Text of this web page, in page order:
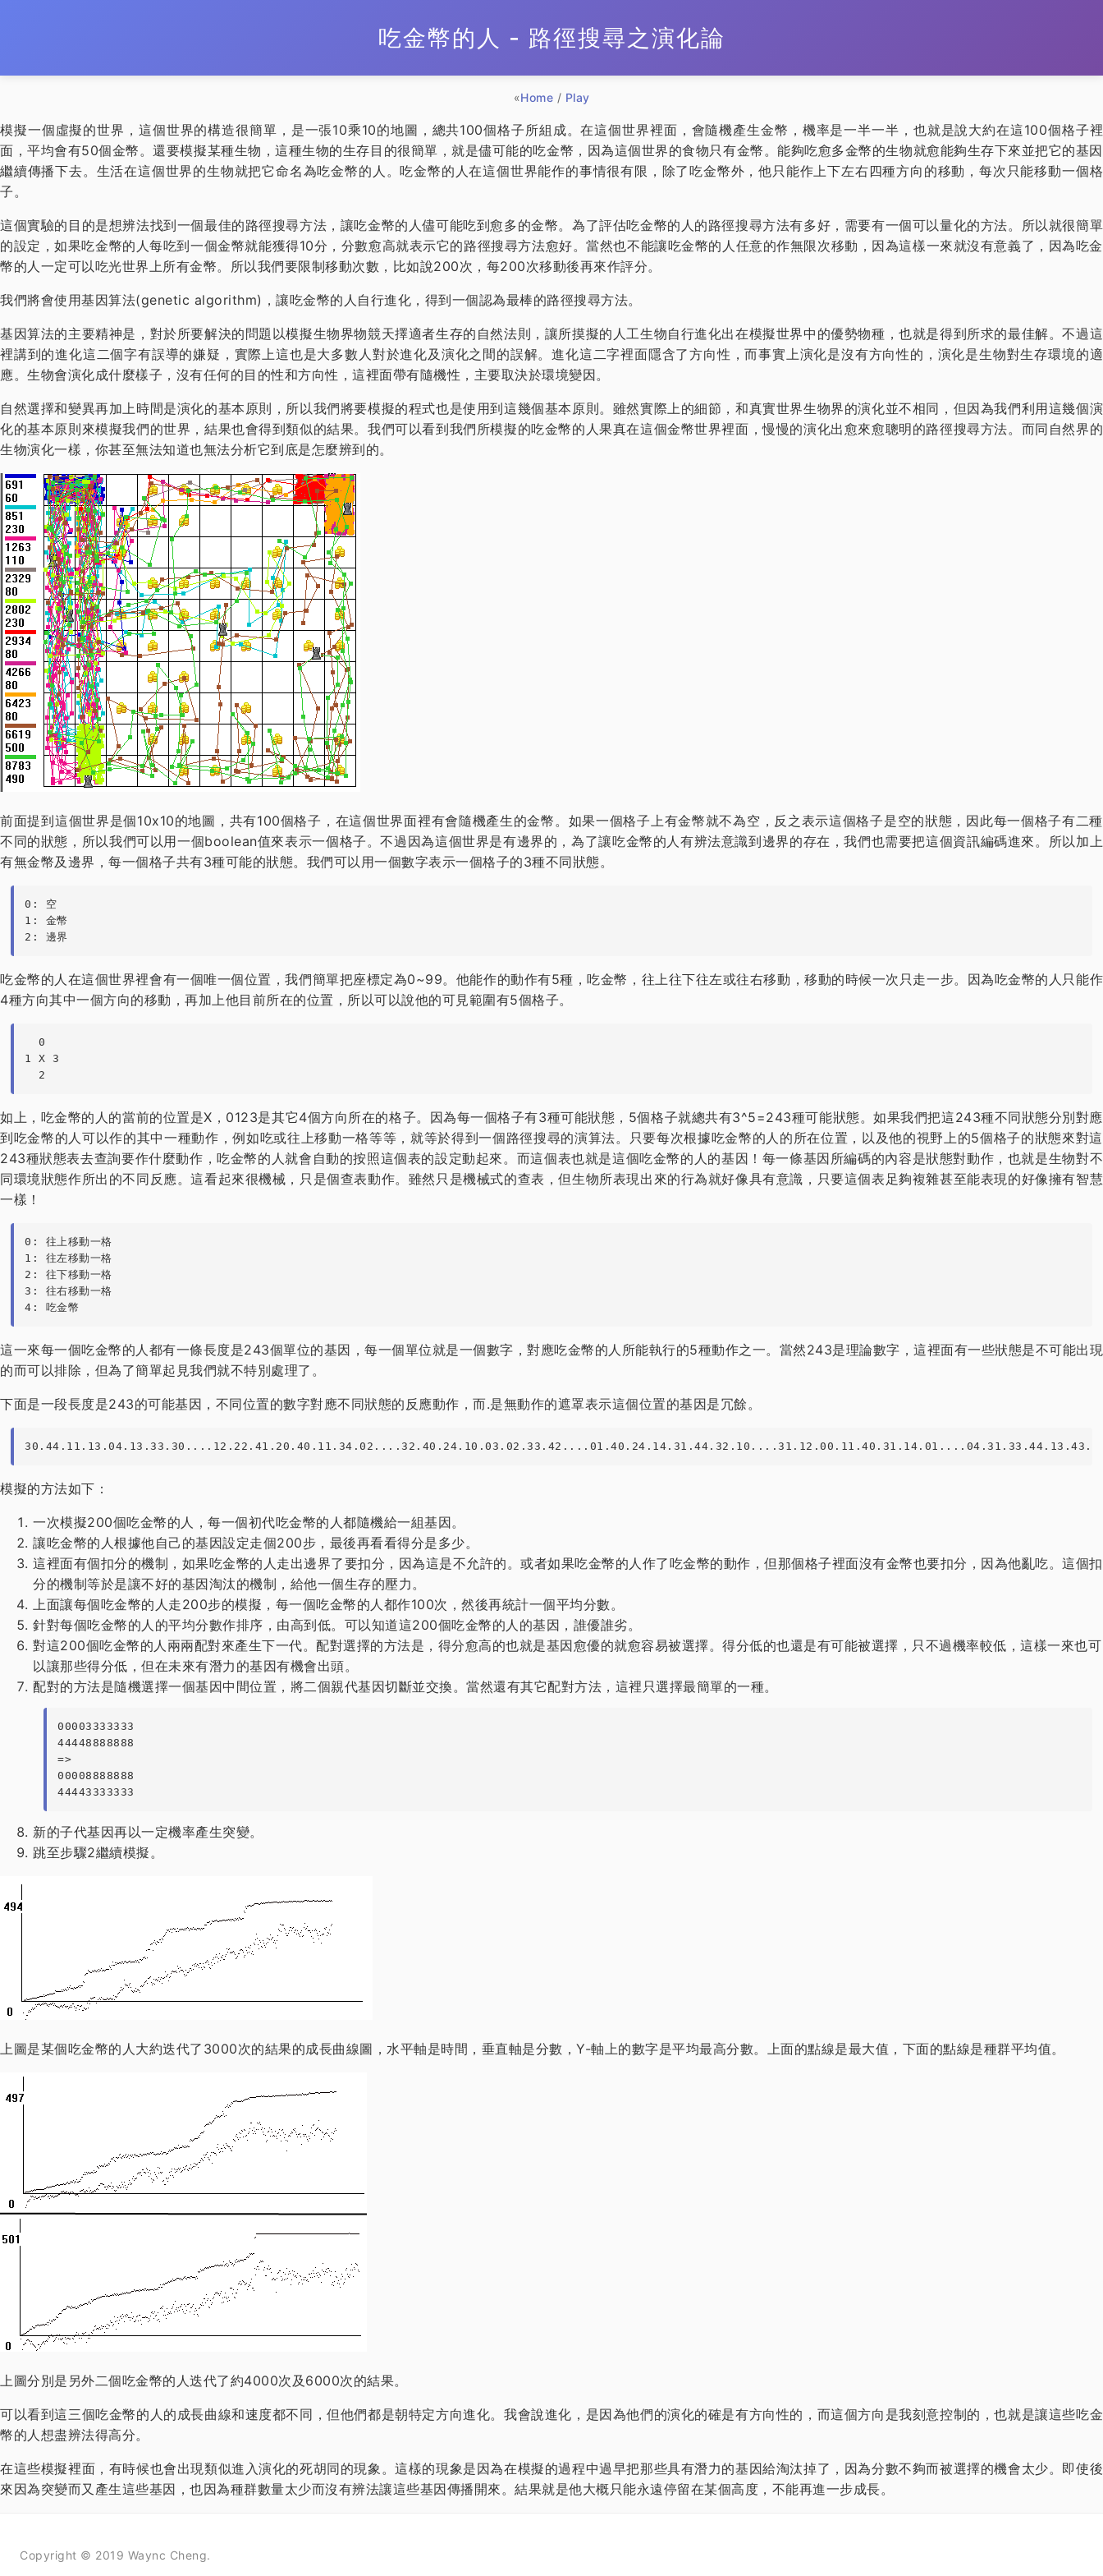
吃金幣的人 - 路徑搜尋之演化論
«Home / Play
模擬一個虛擬的世界，這個世界的構造很簡單，是一張10乘10的地圖，總共100個格子所組成。在這個世界裡面，會隨機產生金幣，機率是一半一半，也就是說大約在這100個格子裡
面，平均會有50個金幣。還要模擬某種生物，這種生物的生存目的很簡單，就是儘可能的吃金幣，因為這個世界的食物只有金幣。能夠吃愈多金幣的生物就愈能夠生存下來並把它的基因
繼續傳播下去。生活在這個世界的生物就把它命名為吃金幣的人。吃金幣的人在這個世界能作的事情很有限，除了吃金幣外，他只能作上下左右四種方向的移動，每次只能移動一個格
子。
這個實驗的目的是想辨法找到一個最佳的路徑搜尋方法，讓吃金幣的人儘可能吃到愈多的金幣。為了評估吃金幣的人的路徑搜尋方法有多好，需要有一個可以量化的方法。所以就很簡單
的設定，如果吃金幣的人每吃到一個金幣就能獲得10分，分數愈高就表示它的路徑搜尋方法愈好。當然也不能讓吃金幣的人任意的作無限次移動，因為這樣一來就沒有意義了，因為吃金
幣的人一定可以吃光世界上所有金幣。所以我們要限制移動次數，比如說200次，每200次移動後再來作評分。
我們將會使用基因算法(genetic algorithm)，讓吃金幣的人自行進化，得到一個認為最棒的路徑搜尋方法。
基因算法的主要精神是，對於所要解決的問題以模擬生物界物競天擇適者生存的自然法則，讓所摸擬的人工生物自行進化出在模擬世界中的優勢物種，也就是得到所求的最佳解。不過這
裡講到的進化這二個字有誤導的嫌疑，實際上這也是大多數人對於進化及演化之間的誤解。進化這二字裡面隱含了方向性，而事實上演化是沒有方向性的，演化是生物對生存環境的適
應。生物會演化成什麼樣子，沒有任何的目的性和方向性，這裡面帶有隨機性，主要取決於環境變因。
自然選擇和變異再加上時間是演化的基本原則，所以我們將要模擬的程式也是使用到這幾個基本原則。雖然實際上的細節，和真實世界生物界的演化並不相同，但因為我們利用這幾個演
化的基本原則來模擬我們的世界，結果也會得到類似的結果。我們可以看到我們所模擬的吃金幣的人果真在這個金幣世界裡面，慢慢的演化出愈來愈聰明的路徑搜尋方法。而同自然界的
生物演化一樣，你甚至無法知道也無法分析它到底是怎麼辨到的。
前面提到這個世界是個10x10的地圖，共有100個格子，在這個世界面裡有會隨機產生的金幣。如果一個格子上有金幣就不為空，反之表示這個格子是空的狀態，因此每一個格子有二種
不同的狀態，所以我們可以用一個boolean值來表示一個格子。不過因為這個世界是有邊界的，為了讓吃金幣的人有辨法意識到邊界的存在，我們也需要把這個資訊編碼進來。所以加上
有無金幣及邊界，每一個格子共有3種可能的狀態。我們可以用一個數字表示一個格子的3種不同狀態。
0: 空
1: 金幣
2: 邊界
吃金幣的人在這個世界裡會有一個唯一個位置，我們簡單把座標定為0~99。他能作的動作有5種，吃金幣，往上往下往左或往右移動，移動的時候一次只走一步。因為吃金幣的人只能作
4種方向其中一個方向的移動，再加上他目前所在的位置，所以可以說他的可見範圍有5個格子。
  0
1 X 3
  2
如上，吃金幣的人的當前的位置是X，0123是其它4個方向所在的格子。因為每一個格子有3種可能狀態，5個格子就總共有3^5=243種可能狀態。如果我們把這243種不同狀態分別對應
到吃金幣的人可以作的其中一種動作，例如吃或往上移動一格等等，就等於得到一個路徑搜尋的演算法。只要每次根據吃金幣的人的所在位置，以及他的視野上的5個格子的狀態來對這
243種狀態表去查詢要作什麼動作，吃金幣的人就會自動的按照這個表的設定動起來。而這個表也就是這個吃金幣的人的基因！每一條基因所編碼的內容是狀態對動作，也就是生物對不
同環境狀態作所出的不同反應。這看起來很機械，只是個查表動作。雖然只是機械式的查表，但生物所表現出來的行為就好像具有意識，只要這個表足夠複雜甚至能表現的好像擁有智慧
一樣！
0: 往上移動一格
1: 往左移動一格
2: 往下移動一格
3: 往右移動一格
4: 吃金幣
這一來每一個吃金幣的人都有一條長度是243個單位的基因，每一個單位就是一個數字，對應吃金幣的人所能執行的5種動作之一。當然243是理論數字，這裡面有一些狀態是不可能出現
的而可以排除，但為了簡單起見我們就不特別處理了。
下面是一段長度是243的可能基因，不同位置的數字對應不同狀態的反應動作，而.是無動作的遮罩表示這個位置的基因是冗餘。
模擬的方法如下：
一次模擬200個吃金幣的人，每一個初代吃金幣的人都隨機給一組基因。
讓吃金幣的人根據他自己的基因設定走個200步，最後再看看得分是多少。
這裡面有個扣分的機制，如果吃金幣的人走出邊界了要扣分，因為這是不允許的。或者如果吃金幣的人作了吃金幣的動作，但那個格子裡面沒有金幣也要扣分，因為他亂吃。這個扣
分的機制等於是讓不好的基因淘汰的機制，給他一個生存的壓力。
上面讓每個吃金幣的人走200步的模擬，每一個吃金幣的人都作100次，然後再統計一個平均分數。
針對每個吃金幣的人的平均分數作排序，由高到低。可以知道這200個吃金幣的人的基因，誰優誰劣。
對這200個吃金幣的人兩兩配對來產生下一代。配對選擇的方法是，得分愈高的也就是基因愈優的就愈容易被選擇。得分低的也還是有可能被選擇，只不過機率較低，這樣一來也可
以讓那些得分低，但在未來有潛力的基因有機會出頭。
配對的方法是隨機選擇一個基因中間位置，將二個親代基因切斷並交換。當然還有其它配對方法，這裡只選擇最簡單的一種。
00003333333
44448888888
=>
00008888888
44443333333
新的子代基因再以一定機率產生突變。
跳至步驟2繼續模擬。
上圖是某個吃金幣的人大約迭代了3000次的結果的成長曲線圖，水平軸是時間，垂直軸是分數，Y-軸上的數字是平均最高分數。上面的點線是最大值，下面的點線是種群平均值。
上圖分別是另外二個吃金幣的人迭代了約4000次及6000次的結果。
可以看到這三個吃金幣的人的成長曲線和速度都不同，但他們都是朝特定方向進化。我會說進化，是因為他們的演化的確是有方向性的，而這個方向是我刻意控制的，也就是讓這些吃金
幣的人想盡辨法得高分。
在這些模擬裡面，有時候也會出現類似進入演化的死胡同的現象。這樣的現象是因為在模擬的過程中過早把那些具有潛力的基因給淘汰掉了，因為分數不夠而被選擇的機會太少。即使後
來因為突變而又產生這些基因，也因為種群數量太少而沒有辨法讓這些基因傳播開來。結果就是他大概只能永遠停留在某個高度，不能再進一步成長。
Copyright © 2019 Waync Cheng.